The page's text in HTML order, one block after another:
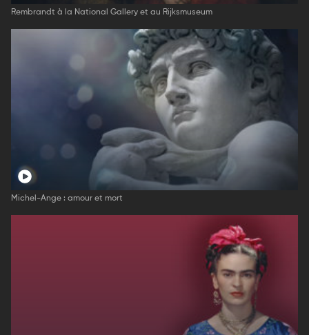
Rembrandt à la National Gallery et au Rijksmuseum
Michel-Ange : amour et mort